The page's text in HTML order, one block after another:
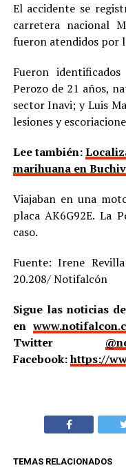
El accidente se
carretera nacional
fueron atendidos por
Fueron
Perozo de 21 años,
sector Inavi; y Luis
lesiones y
Lee también:
marihuana en
Viajaban en una
placa AK6G92E. La
caso.
Fuente: Irene
20.208/ Notifalcón
Sigue las noticias
en
Twitter
Facebook:https://
TEMAS RELACIONADOS